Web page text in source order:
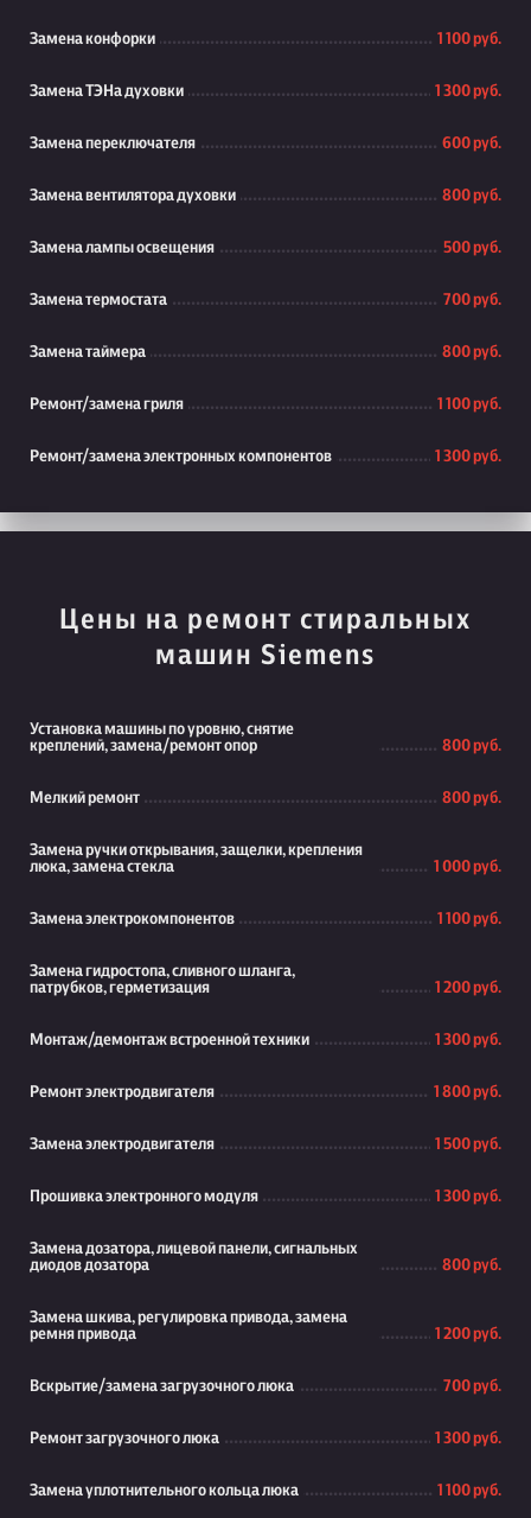
Замена конфорки 1 100 руб.
Замена ТЭНа духовки 1 300 руб.
Замена переключателя 600 руб.
Замена вентилятора духовки 800 руб.
Замена лампы освещения 500 руб.
Замена термостата 700 руб.
Замена таймера 800 руб.
Ремонт/замена гриля 1 100 руб.
Ремонт/замена электронных компонентов 1 300 руб.
Цены на ремонт стиральных
машин Siemens
Установка машины по уровню, снятие
креплений, замена/ремонт опор
800 руб.
Мелкий ремонт 800 руб.
Замена ручки открывания, защелки, крепления
люка, замена стекла
1 000 руб.
Замена электрокомпонентов 1 100 руб.
Замена гидростопа, сливного шланга,
патрубков, герметизация
1 200 руб.
Монтаж/демонтаж встроенной техники 1 300 руб.
Ремонт электродвигателя 1 800 руб.
Замена электродвигателя 1 500 руб.
Прошивка электронного модуля 1 300 руб.
Замена дозатора, лицевой панели, сигнальных
диодов дозатора
800 руб.
Замена шкива, регулировка привода, замена
ремня привода
1 200 руб.
Вскрытие/замена загрузочного люка 700 руб.
Ремонт загрузочного люка 1 300 руб.
Замена уплотнительного кольца люка 1 100 руб.